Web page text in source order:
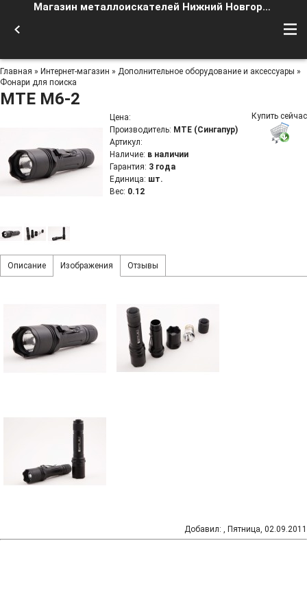
Магазин металлоискателей Нижний Новгород
Главная » Интернет-магазин » Дополнительное оборудование и аксессуары »
Фонари для поиска
MTE M6-2
Цена:
Производитель: MTE (Сингапур)
Артикул:
Наличие: в наличии
Гарантия: 3 года
Единица: шт.
Вес: 0.12
Купить сейчас
Описание Изображения Отзывы
Добавил: , Пятница, 02.09.2011